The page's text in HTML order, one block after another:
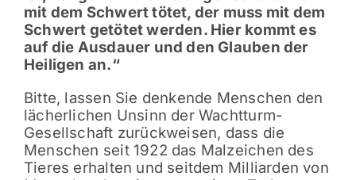
mit dem Schwert tötet, der muss mit dem
Schwert getötet werden. Hier kommt es
auf die Ausdauer und den Glauben der
Heiligen an.“
Bitte, lassen Sie denkende Menschen den
lächerlichen Unsinn der Wachtturm-
Gesellschaft zurückweisen, dass die
Menschen seit 1922 das Malzeichen des
Tieres erhalten und seitdem Milliarden von